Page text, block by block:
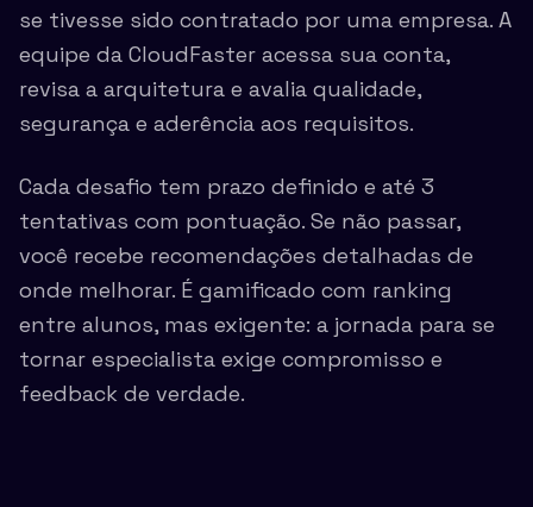
se tivesse sido contratado por uma empresa. A
equipe da CloudFaster acessa sua conta,
revisa a arquitetura e avalia qualidade,
segurança e aderência aos requisitos.
Cada desafio tem prazo definido e até 3
tentativas com pontuação. Se não passar,
você recebe recomendações detalhadas de
onde melhorar. É gamificado com ranking
entre alunos, mas exigente: a jornada para se
tornar especialista exige compromisso e
feedback de verdade.